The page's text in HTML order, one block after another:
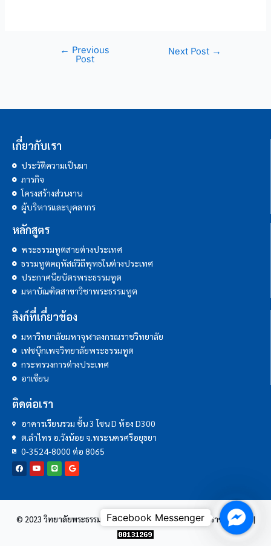
← Previous
Post
Next Post →
เกี่ยวกับเรา
ประวัติความเป็นมา
ภารกิจ
โครงสร้างส่วนงาน
ผู้บริหารและบุคลากร
หลักสูตร
พระธรรมทูตสายต่างประเทศ
ธรรมทูตคฤหัสถ์วิถีพุทธในต่างประเทศ
ประกาศนียบัตรพระธรรมทูต
มหาบัณฑิตสาขาวิชาพระธรรมทูต
ลิงก์ที่เกี่ยวข้อง
มหาวิทยาลัยมหาจุฬาลงกรณราชวิทยาลัย
เฟซบุ๊กเพจวิทยาลัยพระธรรมทูต
กระทรวงการต่างประเทศ
อาเซียน
ติดต่อเรา
อาคารเรียนรวม ชั้น 3 โซน D ห้อง D300
ต.ลำไทร อ.วังน้อย จ.พระนครศรีอยุธยา
0-3524-8000 ต่อ 8065
© 2023 วิทยาลัยพระธรรมทูต | มหาวิทยาลัยมหาจุฬาลงกรณราชวิทยาลัย |